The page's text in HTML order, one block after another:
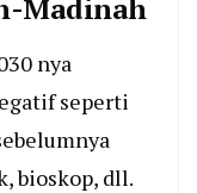
Madinah
nya
seperti
bioskop, dll.